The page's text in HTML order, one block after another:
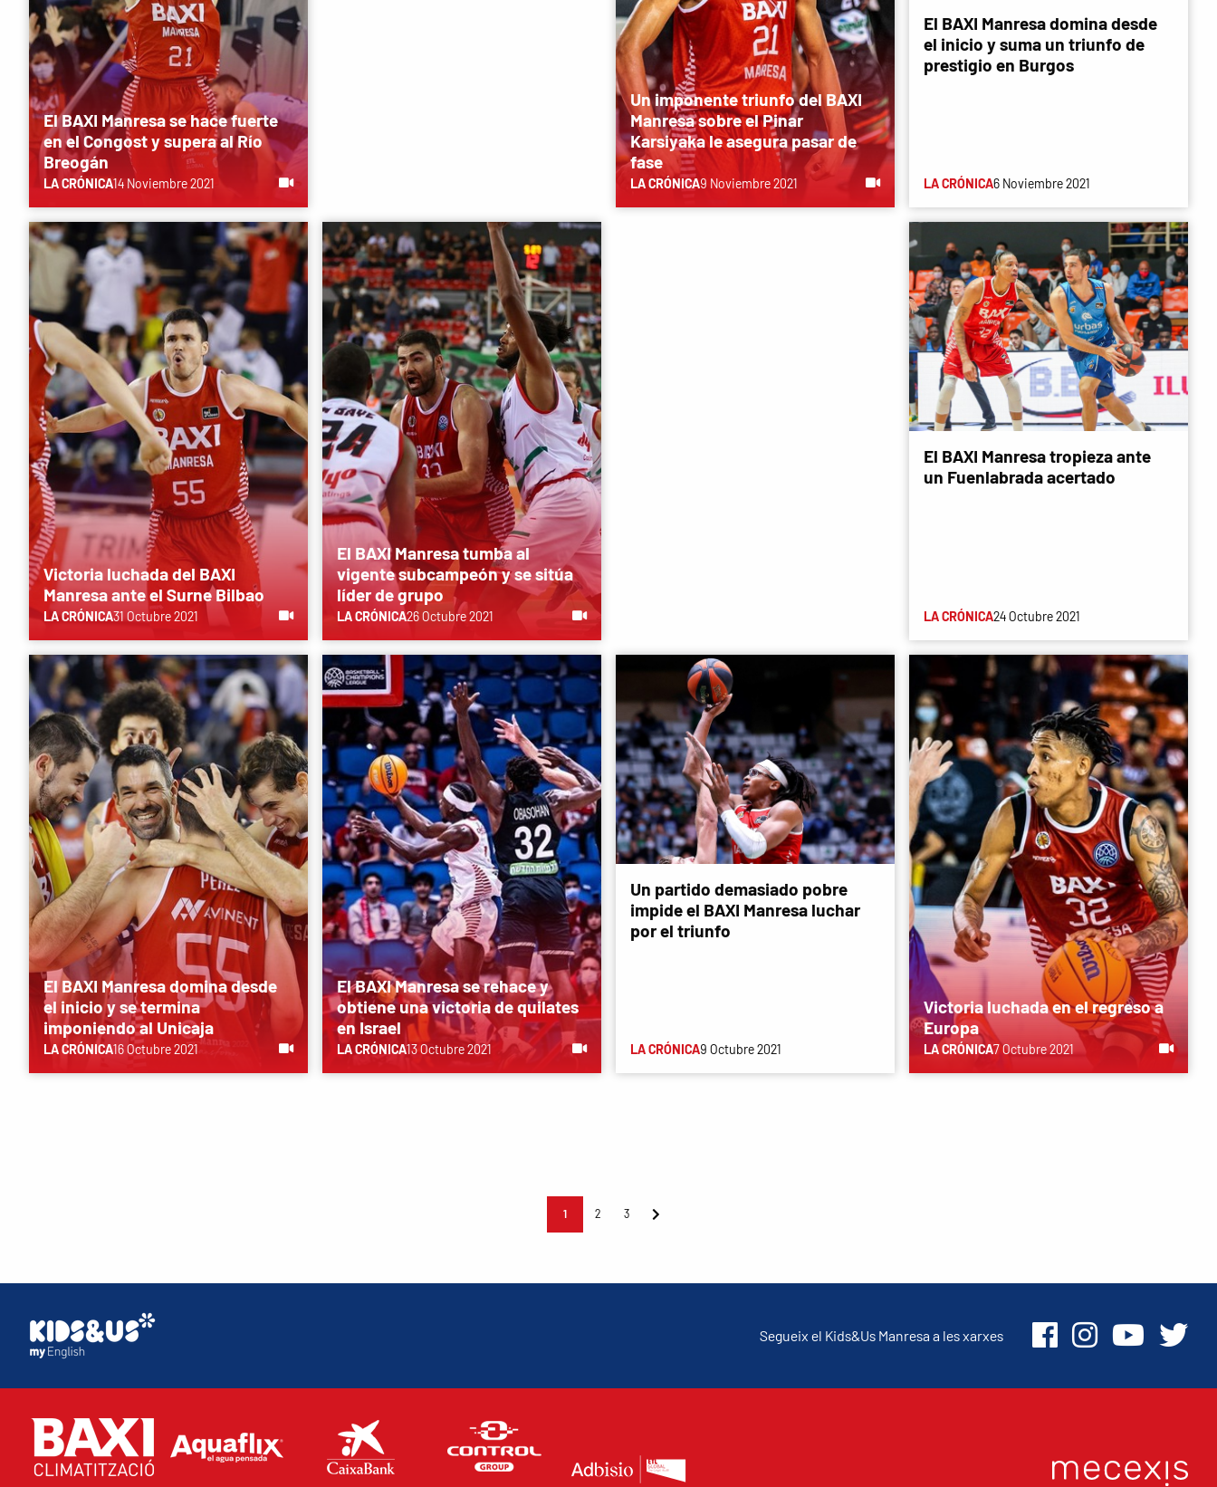
El BAXI Manresa se hace fuerte
en el Congost y supera al Río
Breogán
LA CRÓNICA14 Noviembre 2021
Un imponente triunfo del BAXI
Manresa sobre el Pinar
Karsiyaka le asegura pasar de
fase
LA CRÓNICA9 Noviembre 2021
El BAXI Manresa domina desde
el inicio y suma un triunfo de
prestigio en Burgos
LA CRÓNICA6 Noviembre 2021
Victoria luchada del BAXI
Manresa ante el Surne Bilbao
LA CRÓNICA31 Octubre 2021
El BAXI Manresa tumba al
vigente subcampeón y se sitúa
líder de grupo
LA CRÓNICA26 Octubre 2021
El BAXI Manresa tropieza ante
un Fuenlabrada acertado
LA CRÓNICA24 Octubre 2021
El BAXI Manresa domina desde
el inicio y se termina
imponiendo al Unicaja
LA CRÓNICA16 Octubre 2021
El BAXI Manresa se rehace y
obtiene una victoria de quilates
en Israel
LA CRÓNICA13 Octubre 2021
Un partido demasiado pobre
impide el BAXI Manresa luchar
por el triunfo
LA CRÓNICA9 Octubre 2021
Victoria luchada en el regreso a
Europa
LA CRÓNICA7 Octubre 2021
1 2 3
Segueix el Kids&Us Manresa a les xarxes